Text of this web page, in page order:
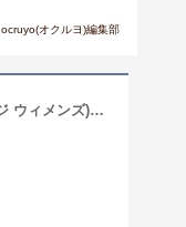
ocruyo(オクルヨ)編集部
ON The Roger Advantage（ウィメンズ）(オン ザ ロジャー フェデラー アドバンテージ ウィメンズ)All White【レディース スニーカー】21SS-I